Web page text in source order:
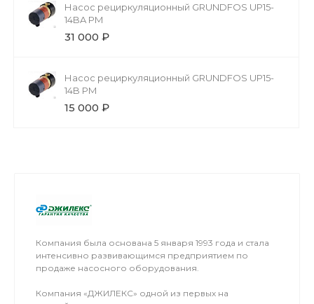
Насос рециркуляционный GRUNDFOS UP15-
14BA PM
31 000 ₽
Насос рециркуляционный GRUNDFOS UP15-
14B PM
15 000 ₽
Компания была основана 5 января 1993 года и стала
интенсивно развивающимся предприятием по
продаже насосного оборудования.
Компания «ДЖИЛЕКС» одной из первых на